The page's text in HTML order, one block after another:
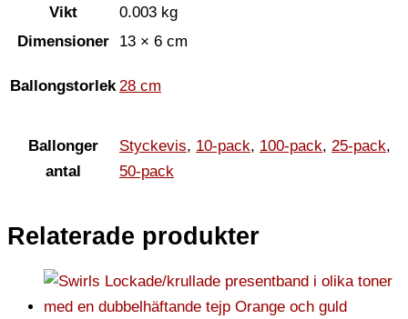
Vikt
0.003 kg
Dimensioner
13 × 6 cm
Ballongstorlek 28 cm
Ballonger
antal
Styckevis, 10-pack, 100-pack, 25-pack,
50-pack
Relaterade produkter